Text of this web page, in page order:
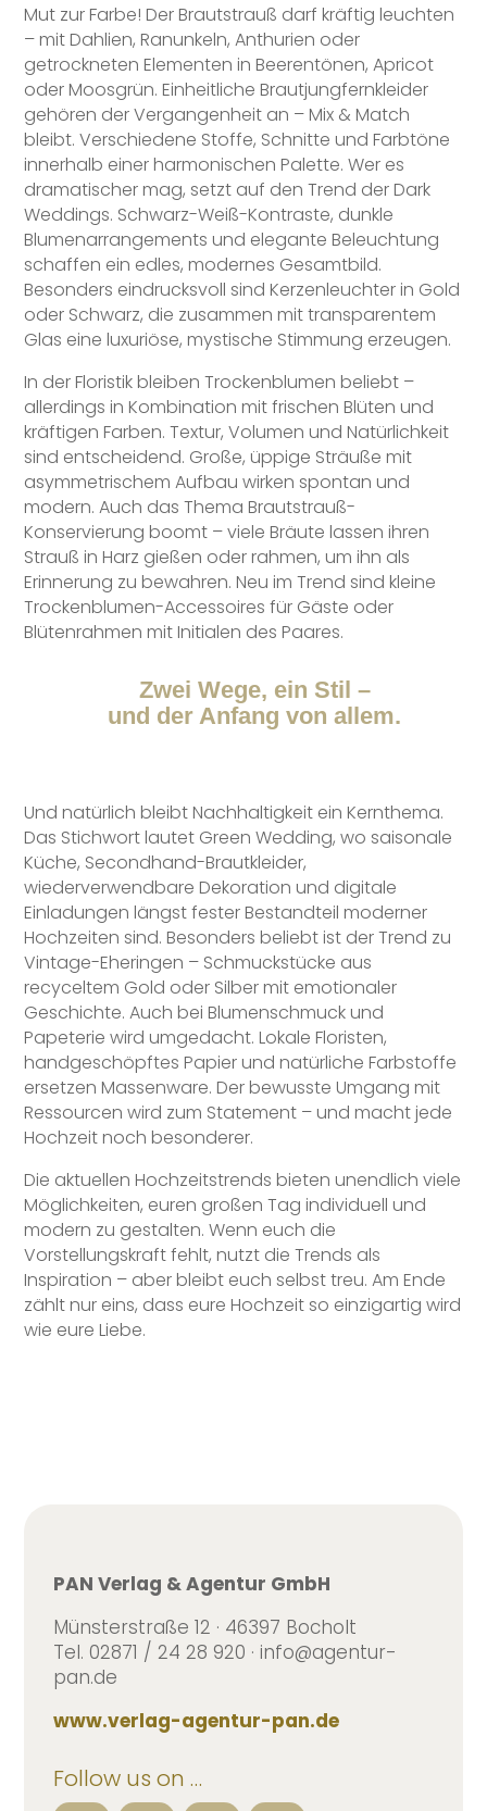
Mut zur Farbe! Der Brautstrauß darf kräftig leuchten
– mit Dahlien, Ranunkeln, Anthurien oder
getrockneten Elementen in Beerentönen, Apricot
oder Moosgrün. Einheitliche Brautjungfernkleider
gehören der Vergangenheit an – Mix & Match
bleibt. Verschiedene Stoffe, Schnitte und Farbtöne
innerhalb einer harmonischen Palette. Wer es
dramatischer mag, setzt auf den Trend der Dark
Weddings. Schwarz-Weiß-Kontraste, dunkle
Blumenarrangements und elegante Beleuchtung
schaffen ein edles, modernes Gesamtbild.
Besonders eindrucksvoll sind Kerzenleuchter in Gold
oder Schwarz, die zusammen mit transparentem
Glas eine luxuriöse, mystische Stimmung erzeugen.
In der Floristik bleiben Trockenblumen beliebt –
allerdings in Kombination mit frischen Blüten und
kräftigen Farben. Textur, Volumen und Natürlichkeit
sind entscheidend. Große, üppige Sträuße mit
asymmetrischem Aufbau wirken spontan und
modern. Auch das Thema Brautstrauß-
Konservierung boomt – viele Bräute lassen ihren
Strauß in Harz gießen oder rahmen, um ihn als
Erinnerung zu bewahren. Neu im Trend sind kleine
Trockenblumen-Accessoires für Gäste oder
Blütenrahmen mit Initialen des Paares.
Zwei Wege, ein Stil –
und der Anfang von allem.
Und natürlich bleibt Nachhaltigkeit ein Kernthema.
Das Stichwort lautet Green Wedding, wo saisonale
Küche, Secondhand-Brautkleider,
wiederverwendbare Dekoration und digitale
Einladungen längst fester Bestandteil moderner
Hochzeiten sind. Besonders beliebt ist der Trend zu
Vintage-Eheringen – Schmuckstücke aus
recyceltem Gold oder Silber mit emotionaler
Geschichte. Auch bei Blumenschmuck und
Papeterie wird umgedacht. Lokale Floristen,
handgeschöpftes Papier und natürliche Farbstoffe
ersetzen Massenware. Der bewusste Umgang mit
Ressourcen wird zum Statement – und macht jede
Hochzeit noch besonderer.
Die aktuellen Hochzeitstrends bieten unendlich viele
Möglichkeiten, euren großen Tag individuell und
modern zu gestalten. Wenn euch die
Vorstellungskraft fehlt, nutzt die Trends als
Inspiration – aber bleibt euch selbst treu. Am Ende
zählt nur eins, dass eure Hochzeit so einzigartig wird
wie eure Liebe.
PAN Verlag & Agentur GmbH
Münsterstraße 12 · 46397 Bocholt
Tel. 02871 / 24 28 920 · info@agentur-
pan.de
www.verlag-agentur-pan.de
Follow us on …